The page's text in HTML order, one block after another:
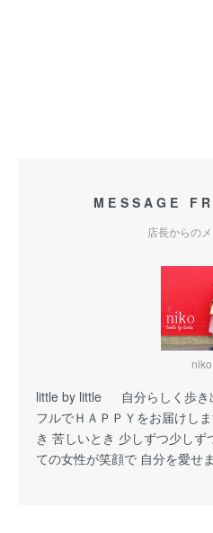
MESSAGE
店長からの
niko
little by little 自分らしく歩き
フルでＨＡＰＰＹをお届けし
き 苦しいとき 少しずつ少し
ての女性が笑顔で 自分を愛せ